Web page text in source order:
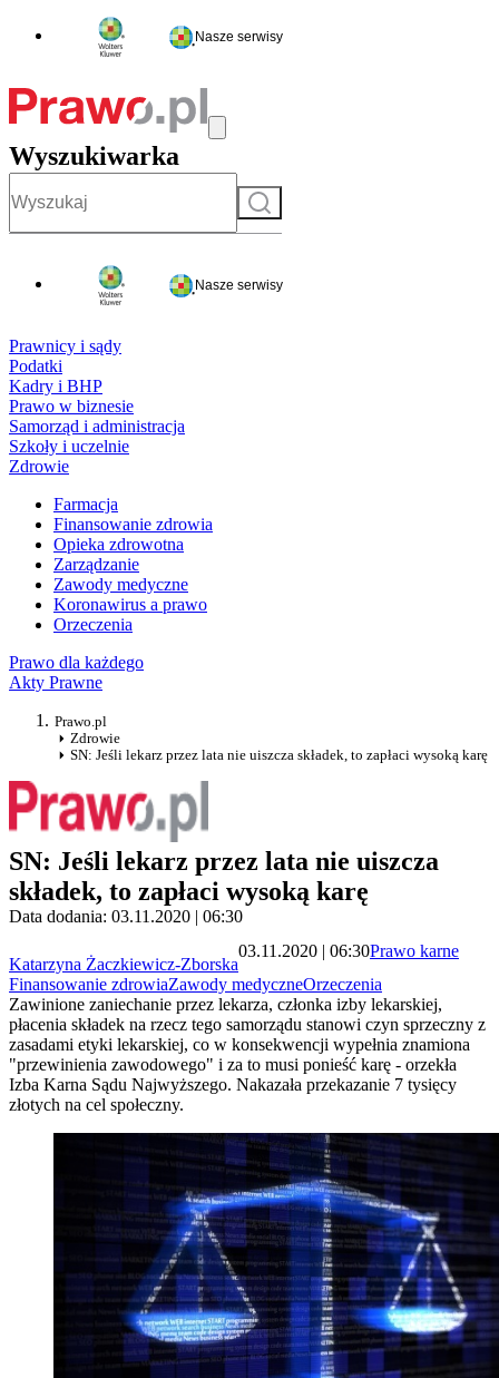
Nasze serwisy
Wyszukiwarka
Szukaj
Nasze serwisy
Prawnicy i sądy
Podatki
Kadry i BHP
Prawo w biznesie
Samorząd i administracja
Szkoły i uczelnie
Zdrowie
Farmacja
Finansowanie zdrowia
Opieka zdrowotna
Zarządzanie
Zawody medyczne
Koronawirus a prawo
Orzeczenia
Prawo dla każdego
Akty Prawne
Prawo.pl
Zdrowie
SN: Jeśli lekarz przez lata nie uiszcza składek, to zapłaci wysoką karę
SN: Jeśli lekarz przez lata nie uiszcza
składek, to zapłaci wysoką karę
Data dodania: 03.11.2020 | 06:30
Katarzyna Żaczkiewicz-Zborska
03.11.2020 | 06:30Prawo karne
Finansowanie zdrowiaZawody medyczneOrzeczenia
Zawinione zaniechanie przez lekarza, członka izby lekarskiej,
płacenia składek na rzecz tego samorządu stanowi czyn sprzeczny z
zasadami etyki lekarskiej, co w konsekwencji wypełnia znamiona
"przewinienia zawodowego" i za to musi ponieść karę - orzekła
Izba Karna Sądu Najwyższego. Nakazała przekazanie 7 tysięcy
złotych na cel społeczny.